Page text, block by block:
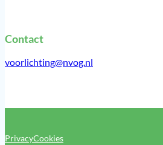
Contact
voorlichting@nvog.nl
PrivacyCookies